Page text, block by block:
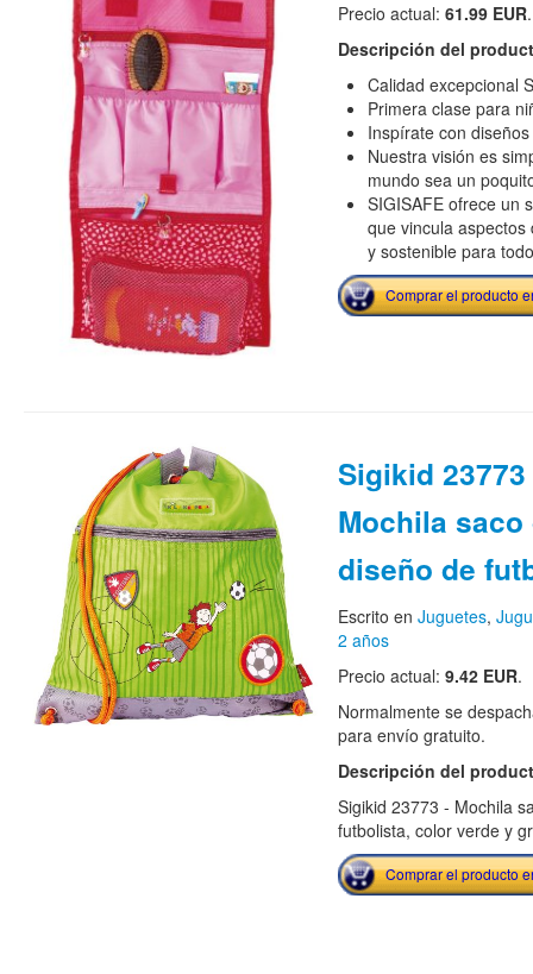
Precio actual: 61.99 EUR.
Descripción del
Calidad excepcional
Primera clase para
Inspírate con
Nuestra visión es
mundo sea un
SIGISAFE ofrece un
que vincula
y sostenible para
Comprar el producto
Sigikid 23773
Mochila
diseño de
Escrito en Juguetes,
2 años
Precio actual: 9.42 EUR.
Normalmente se
para envío gratuito.
Descripción del
Sigikid 23773 - Mochila
futbolista, color verde y
Comprar el producto